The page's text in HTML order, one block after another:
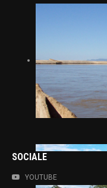
SOCIALE
YOUTUBE